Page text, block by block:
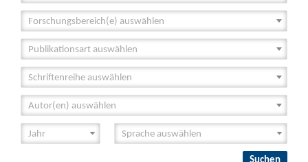
Forschungsbereich(e) auswählen
Publikationsart auswählen
Schriftenreihe auswählen
Autor(en) auswählen